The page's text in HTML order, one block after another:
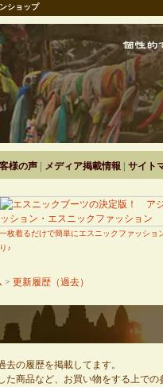
ショップ
様の声| メディア掲載情報 サイト
一枚着るだけで簡単にエスニックファッショ
り♪
> 更新履歴（過去）
の履歴を掲載してます。
商品など、お買い物をする上での